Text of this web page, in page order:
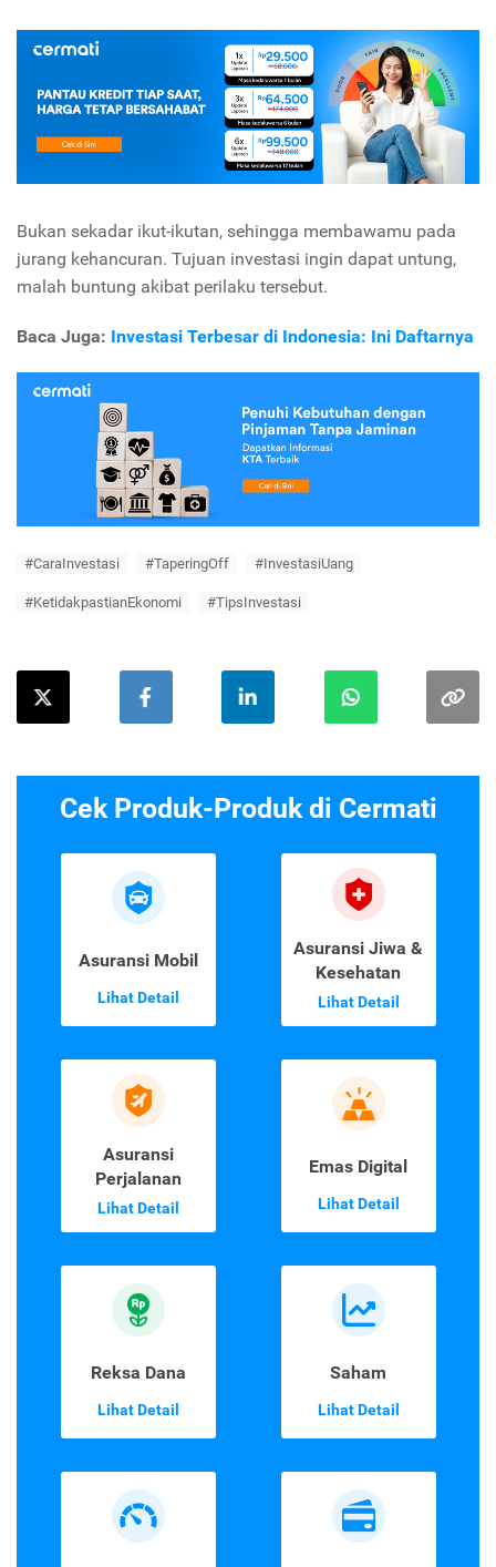
Bukan sekadar ikut-ikutan, sehingga membawamu pada
jurang kehancuran. Tujuan investasi ingin dapat untung,
malah buntung akibat perilaku tersebut.
Baca Juga: Investasi Terbesar di Indonesia: Ini Daftarnya
#CaraInvestasi #TaperingOff #InvestasiUang
#KetidakpastianEkonomi #TipsInvestasi
Cek Produk-Produk di Cermati
Asuransi Mobil
Lihat Detail
Asuransi Jiwa &
Kesehatan
Lihat Detail
Asuransi
Perjalanan
Lihat Detail
Emas Digital
Lihat Detail
Reksa Dana
Lihat Detail
Saham
Lihat Detail